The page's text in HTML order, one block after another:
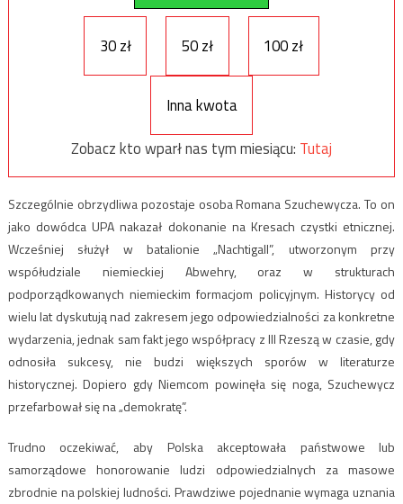
30 zł 50 zł 100 zł
Inna kwota
Zobacz kto wparł nas tym miesiącu: Tutaj
Szczególnie obrzydliwa pozostaje osoba Romana Szuchewycza. To on
jako dowódca UPA nakazał dokonanie na Kresach czystki etnicznej.
Wcześniej służył w batalionie „Nachtigall”, utworzonym przy
współudziale niemieckiej Abwehry, oraz w strukturach
podporządkowanych niemieckim formacjom policyjnym. Historycy od
wielu lat dyskutują nad zakresem jego odpowiedzialności za konkretne
wydarzenia, jednak sam fakt jego współpracy z III Rzeszą w czasie, gdy
odnosiła sukcesy, nie budzi większych sporów w literaturze
historycznej. Dopiero gdy Niemcom powinęła się noga, Szuchewycz
przefarbował się na „demokratę”.
Trudno oczekiwać, aby Polska akceptowała państwowe lub
samorządowe honorowanie ludzi odpowiedzialnych za masowe
zbrodnie na polskiej ludności. Prawdziwe pojednanie wymaga uznania